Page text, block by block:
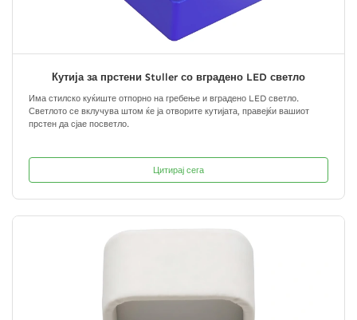
Кутија за прстени Stuller со вградено LED светло
Има стилско куќиште отпорно на гребење и вградено LED светло.
Светлото се вклучува штом ќе ја отворите кутијата, правејќи вашиот
прстен да сјае посветло.
Цитирај сега